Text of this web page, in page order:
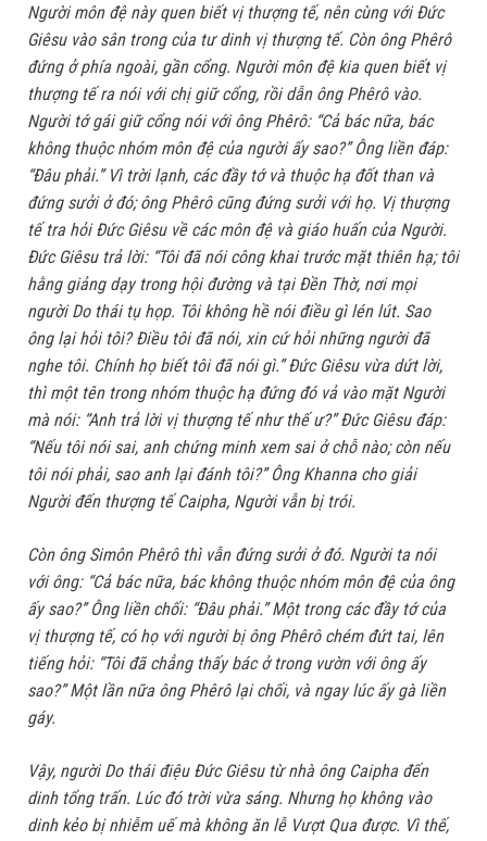
Người môn đệ này quen biết vị thượng tế, nên cùng với Đức
Giêsu vào sân trong của tư dinh vị thượng tế. Còn ông Phêrô
đứng ở phía ngoài, gần cổng. Người môn đệ kia quen biết vị
thượng tế ra nói với chị giữ cổng, rồi dẫn ông Phêrô vào.
Người tớ gái giữ cổng nói với ông Phêrô: “Cả bác nữa, bác
không thuộc nhóm môn đệ của người ấy sao?” Ông liền đáp:
“Đâu phải.” Vì trời lạnh, các đầy tớ và thuộc hạ đốt than và
đứng sưởi ở đó; ông Phêrô cũng đứng sưởi với họ. Vị thượng
tế tra hỏi Đức Giêsu về các môn đệ và giáo huấn của Người.
Đức Giêsu trả lời: “Tôi đã nói công khai trước mặt thiên hạ; tôi
hằng giảng dạy trong hội đường và tại Đền Thờ, nơi mọi
người Do thái tụ họp. Tôi không hề nói điều gì lén lút. Sao
ông lại hỏi tôi? Điều tôi đã nói, xin cứ hỏi những người đã
nghe tôi. Chính họ biết tôi đã nói gì.” Đức Giêsu vừa dứt lời,
thì một tên trong nhóm thuộc hạ đứng đó vả vào mặt Người
mà nói: “Anh trả lời vị thượng tế như thế ư?” Đức Giêsu đáp:
“Nếu tôi nói sai, anh chứng minh xem sai ở chỗ nào; còn nếu
tôi nói phải, sao anh lại đánh tôi?” Ông Khanna cho giải
Người đến thượng tế Caipha, Người vẫn bị trói.
Còn ông Simôn Phêrô thì vẫn đứng sưởi ở đó. Người ta nói
với ông: “Cả bác nữa, bác không thuộc nhóm môn đệ của ông
ấy sao?” Ông liền chối: “Đâu phải.” Một trong các đầy tớ của
vị thượng tế, có họ với người bị ông Phêrô chém đứt tai, lên
tiếng hỏi: “Tôi đã chẳng thấy bác ở trong vườn với ông ấy
sao?” Một lần nữa ông Phêrô lại chối, và ngay lúc ấy gà liền
gáy.
Vậy, người Do thái điệu Đức Giêsu từ nhà ông Caipha đến
dinh tổng trấn. Lúc đó trời vừa sáng. Nhưng họ không vào
dinh kẻo bị nhiễm uế mà không ăn lễ Vượt Qua được. Vì thế,